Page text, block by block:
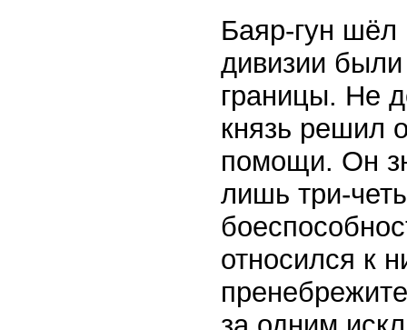
Баяр-гун шёл
дивизии
границы. Не
князь решил
помощи. Он
лишь три-
относился к